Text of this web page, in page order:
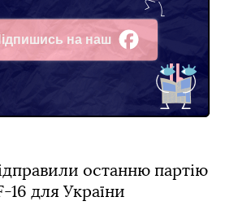
на наш
останню партію
16 для України